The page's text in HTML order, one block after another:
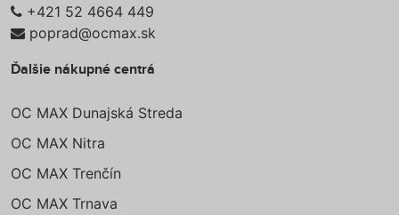
+421 52 4664 449
poprad@ocmax.sk
Ďalšie nákupné centrá
OC MAX Dunajská Streda
OC MAX Nitra
OC MAX Trenčín
OC MAX Trnava